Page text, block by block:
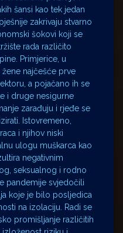
šansi kao tek jedan
zakrivaju stvarno
šokovi koji se
rada različito
Primjerice, u
najčešće prve
a pojačano ih se
i druge nesigurne
zarađuju i rjeđe se
Istovremeno,
i njihov niski
ulogu muškarca kao
negativnim
seksualnog i rodno
pandemije svjedočili
koje je bilo posljedica
na izolaciju. Radi se
promišljanje različitih